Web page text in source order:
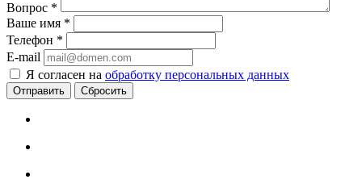
Вопрос *
Ваше имя *
Телефон *
E-mail
Я согласен на обработку персональных данных
Сбросить